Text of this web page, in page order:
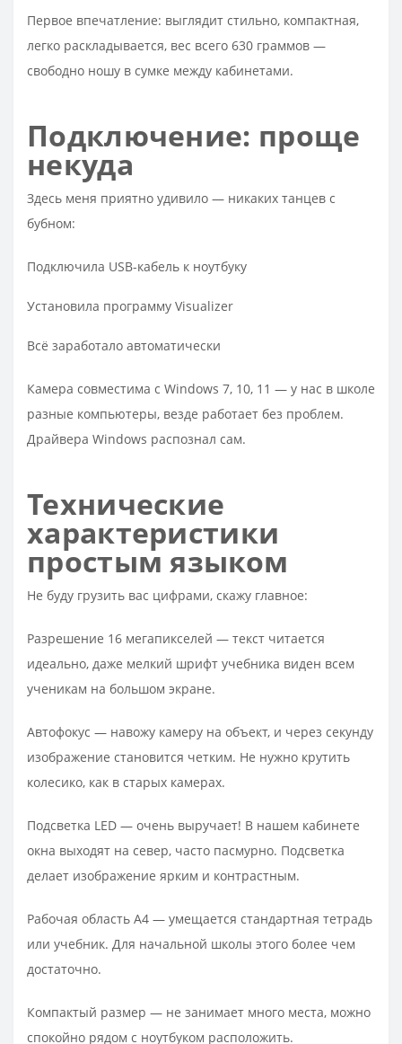
Первое впечатление: выглядит стильно, компактная,
легко раскладывается, вес всего 630 граммов —
свободно ношу в сумке между кабинетами.​
Подключение: проще
некуда
Здесь меня приятно удивило — никаких танцев с
бубном:
Подключила USB-кабель к ноутбуку
Установила программу Visualizer
Всё заработало автоматически
Камера совместима с Windows 7, 10, 11 — у нас в школе
разные компьютеры, везде работает без проблем.
Драйвера Windows распознал сам.​
Технические
характеристики
простым языком
Не буду грузить вас цифрами, скажу главное:
Разрешение 16 мегапикселей — текст читается
идеально, даже мелкий шрифт учебника виден всем
ученикам на большом экране.
Автофокус — навожу камеру на объект, и через секунду
изображение становится четким. Не нужно крутить
колесико, как в старых камерах.​
Подсветка LED — очень выручает! В нашем кабинете
окна выходят на север, часто пасмурно. Подсветка
делает изображение ярким и контрастным.
Рабочая область А4 — умещается стандартная тетрадь
или учебник. Для начальной школы этого более чем
достаточно.
Компактый размер — не занимает много места, можно
спокойно рядом с ноутбуком расположить.​